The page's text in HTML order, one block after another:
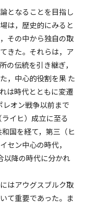
となることを目指し
は，歴史的にみると
その中から独自の取
きた。それらは，ア
の伝統を引き継ぎ，
，中心的役割を果 た
は時代とともに変遷
オン戦争以前まで
イヒ）成立に至る
国を経て，第三（ヒ
セン中心の時代，
以降の時代に分かれ
はアウグスブルク取
て重要であった。ま